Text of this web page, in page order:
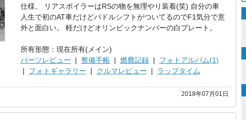
仕様。 リアスポイラーはRSの物を無理やり装着(笑) 自分の車
人生で初のAT車だけどパドルシフトがついてるのでF1気分で意
外と面白い。 軽だけどオリンピックナンバーの白プレート。
所有形態：現在所有(メイン)
パーツレビュー | 整備手帳| 燃費記録| フォトアルバム(1)
| フォトギャラリー | クルマレビュー | ラップタイム
2018年07月01日